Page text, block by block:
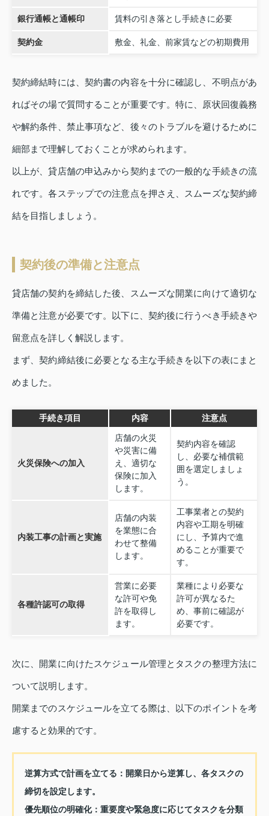
銀行通帳と通帳印 賃料の引き落とし手続きに必要
契約金 敷金、礼金、前家賃などの初期費用
契約締結時には、契約書の内容を十分に確認し、不明点があ
ればその場で質問することが重要です。特に、原状回復義務
や解約条件、禁止事項など、後々のトラブルを避けるために
細部まで理解しておくことが求められます。
以上が、貸店舗の申込みから契約までの一般的な手続きの流
れです。各ステップでの注意点を押さえ、スムーズな契約締
結を目指しましょう。
契約後の準備と注意点
貸店舗の契約を締結した後、スムーズな開業に向けて適切な
準備と注意が必要です。以下に、契約後に行うべき手続きや
留意点を詳しく解説します。
まず、契約締結後に必要となる主な手続きを以下の表にまと
めました。
手続き項目 内容 注意点
火災保険への加入
店舗の火災
や災害に備
え、適切な
保険に加入
します。
契約内容を確認
し、必要な補償範
囲を選定しましょ
う。
内装工事の計画と実施
店舗の内装
を業態に合
わせて整備
します。
工事業者との契約
内容や工期を明確
にし、予算内で進
めることが重要で
す。
各種許認可の取得
営業に必要
な許可や免
許を取得し
ます。
業種により必要な
許可が異なるた
め、事前に確認が
必要です。
次に、開業に向けたスケジュール管理とタスクの整理方法に
ついて説明します。
開業までのスケジュールを立てる際は、以下のポイントを考
慮すると効果的です。
逆算方式で計画を立てる： 開業日から逆算し、各タスクの
締切を設定します。
優先順位の明確化： 重要度や緊急度に応じてタスクを分類